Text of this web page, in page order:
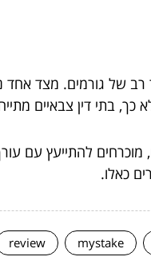
של גורמים. מצד
כך, בתי דין צבאיים
להתייעץ עם
כאלו.
mystake
review